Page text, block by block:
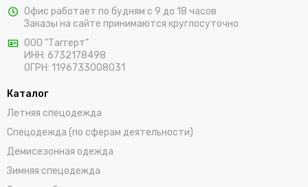
жилеты, сезонные костюмы, брюки и прочие составляющие
униформы в ярких заметных цветах. Доставка покупок,
которые оформляются на сайте, осуществляется по Сызрани
и остальным населенным пунктам России.
Офис работает по будням с 9 до 18 часов
Заказы на сайте принимаются круглосуточно
ООО "Таггерт"
ИНН: 6732178498
ОГРН: 1196733008031
Каталог
Летняя спецодежда
Спецодежда (по сферам деятельности)
Демисезонная одежда
Зимняя спецодежда